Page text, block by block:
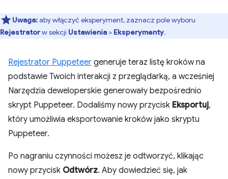
Uwaga:aby włączyć eksperyment, zaznacz pole wyboru
Rejestratorw sekcji Ustawienia > Eksperymenty.
Rejestrator Puppeteer generuje teraz listę kroków na
podstawie Twoich interakcji z przeglądarką, a wcześniej
Narzędzia deweloperskie generowały bezpośrednio
skrypt Puppeteer. Dodaliśmy nowy przycisk Eksportuj,
który umożliwia eksportowanie kroków jako skryptu
Puppeteer.
Po nagraniu czynności możesz je odtworzyć, klikając
nowy przycisk Odtwórz. Aby dowiedzieć się, jak